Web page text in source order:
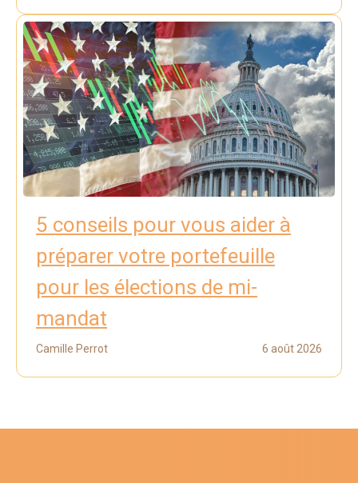
5 conseils pour vous aider à
préparer votre portefeuille
pour les élections de mi-
mandat
Camille Perrot 6 août 2026